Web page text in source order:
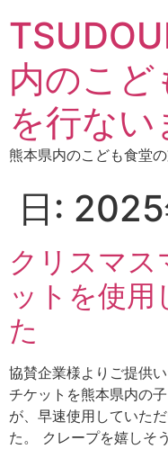
内のこど
を行ない
熊本県内のこども食堂
日: 2025
クリスマス
ットを使用
た
協賛企業様よりご提供
チケットを熊本県内の
が、早速使用していた
た。 クレープを嬉しそ